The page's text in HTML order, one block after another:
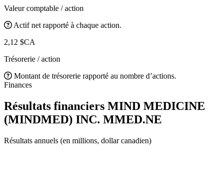
Valeur comptable / action
Actif net rapporté à chaque action.
2,12 $CA
Trésorerie / action
Montant de trésorerie rapporté au nombre d’actions.
Finances
Résultats financiers MIND MEDICINE
(MINDMED) INC. MMED.NE
Résultats annuels (en millions, dollar canadien)